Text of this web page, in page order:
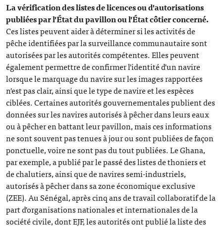
La vérification des listes de licences ou d'autorisations
publiées par l'État du pavillon ou l'État côtier concerné.
Ces listes peuvent aider à déterminer si les activités de
pêche identifiées par la surveillance communautaire sont
autorisées par les autorités compétentes. Elles peuvent
également permettre de confirmer l'identité d'un navire
lorsque le marquage du navire sur les images rapportées
n'est pas clair, ainsi que le type de navire et les espèces
ciblées. Certaines autorités gouvernementales publient des
données sur les navires autorisés à pêcher dans leurs eaux
ou à pêcher en battant leur pavillon, mais ces informations
ne sont souvent pas tenues à jour ou sont publiées de façon
ponctuelle, voire ne sont pas du tout publiées. Le Ghana,
par exemple, a publié par le passé des listes de thoniers et
de chalutiers, ainsi que de navires semi-industriels,
autorisés à pêcher dans sa zone économique exclusive
(ZEE). Au Sénégal, après cinq ans de travail collaboratif de la
part d'organisations nationales et internationales de la
société civile, dont EJF, les autorités ont publié la liste des